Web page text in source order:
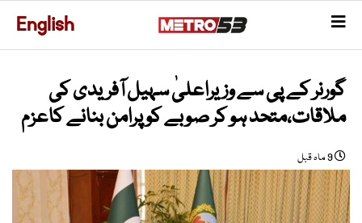
English
گورنر کے پی سے وزیراعلیٰ سہیل آفریدی کی
ملاقات،متحد ہو کر صوبے کو پرامن بنانے کاعزم
9 ماہ قبل